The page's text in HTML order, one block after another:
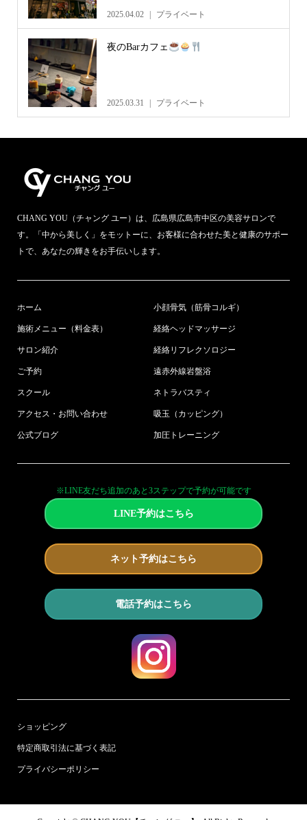
2025.04.02 プライベート
夜のBarカフェ
2025.03.31 プライベート
CHANG YOU（チャング ユー）は、広島県広島市中区の美容サロンで
す。「中から美しく」をモットーに、お客様に合わせた美と健康のサポー
トで、あなたの輝きをお手伝いします。
ホーム
施術メニュー（料金表）
サロン紹介
ご予約
スクール
アクセス・お問い合わせ
公式ブログ
小顔骨気（筋骨コルギ）
経絡ヘッドマッサージ
経絡リフレクソロジー
遠赤外線岩盤浴
ネトラバスティ
吸玉（カッピング）
加圧トレーニング
※LINE友だち追加のあと3ステップで予約が可能です
LINE予約はこちら
ネット予約はこちら
電話予約はこちら
ショッピング
特定商取引法に基づく表記
プライバシーポリシー